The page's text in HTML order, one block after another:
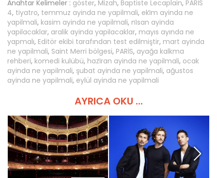
Anahtar Kelimeler : göster, Mizah, Baptiste Lecaplain, PARİS
4, tiyatro, temmuz ayinda ne yapilmali, eki̇m ayinda ne
yapilmali, kasim ayinda ne yapilmali, ni̇san ayinda
yapilacaklar, aralik ayinda yapilacaklar, mayıs ayında ne
yapmalı, Editör ekibi tarafından test edilmiştir, mart ayinda
ne yapilmali, Saint Merri bölgesi, PARİS, ayağa kalkma
rehberi, komedi kulübü, hazi̇ran ayinda ne yapilmali, ocak
ayinda ne yapilmali, şubat ayinda ne yapilmali, ağustos
ayinda ne yapilmali, eylül ayinda ne yapilmali
AYRICA OKU ...